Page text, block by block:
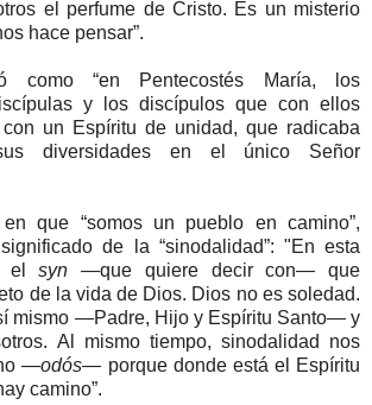
el perfume de Cristo. Es un misterio
hace pensar”.
como “en Pentecostés María, los
y los discípulos que con ellos
un Espíritu de unidad, que radicaba
diversidades en el único Señor
que “somos un pueblo en camino”,
de la “sinodalidad”: "En esta
elsyn —que quiere decir con— que
de la vida de Dios. Dios no es soledad.
sí mismo —Padre, Hijo y Espíritu Santo— y
Al mismo tiempo, sinodalidad nos
—odós— porque donde está el Espíritu
camino”.